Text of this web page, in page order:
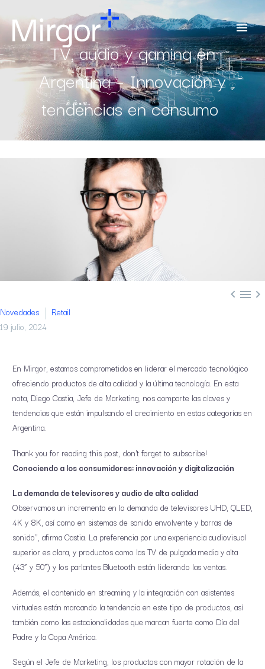
TV, audio y gaming en
Argentina – Innovación y
tendencias en consumo
  
Novedades
Retail
19 julio, 2024
En Mirgor, estamos comprometidos en liderar el mercado tecnológico
ofreciendo productos de alta calidad y la última tecnología. En esta
nota, Diego Castia, Jefe de Marketing, nos comparte las claves y
tendencias que están impulsando el crecimiento en estas categorías en
Argentina.
Thank you for reading this post, don't forget to subscribe!
Conociendo a los consumidores: innovación y digitalización
La demanda de televisores y audio de alta calidad
Observamos un incremento en la demanda de televisores UHD, QLED,
4K y 8K, así como en sistemas de sonido envolvente y barras de
sonido”, afirma Castia. La preferencia por una experiencia audiovisual
superior es clara, y productos como las TV de pulgada media y alta
(43” y 50”) y los parlantes Bluetooth están liderando las ventas.
Además, el contenido en streaming y la integración con asistentes
virtuales están marcando la tendencia en este tipo de productos, así
también como las estacionalidades que marcan fuerte como Día del
Padre y la Copa América.
Según el Jefe de Marketing, los productos con mayor rotación de la